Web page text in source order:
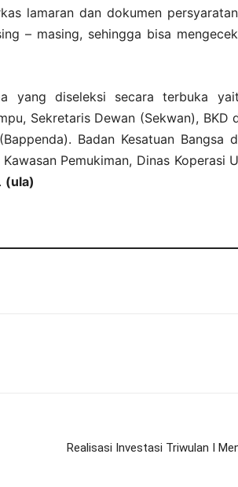
lamaran dan dokumen
– masing, sehingga bisa
yang diseleksi secara terbuka
Sekretaris Dewan (Sekwan), BKD
Badan Kesatuan Bangsa
Pemukiman, Dinas Koperasi
(ula)
Realisasi Investasi Triwulan I